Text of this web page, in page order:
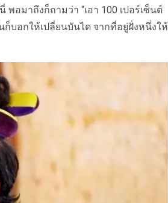
อมาถึงก็ถามว่า “เอา 100 เปอร์เซ็นต์
ก็บอกให้เปลี่ยนบันได จากที่อยู่ฝั่งหนึ่งให้